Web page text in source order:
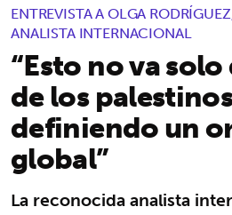
ENTREVISTA A OLGA
ANALISTA INTERNACIONAL
“Esto no va
de los
definiendo un
global”
La reconocida analista